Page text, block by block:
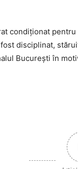
condiționat
disciplinat,
Bucureşti în